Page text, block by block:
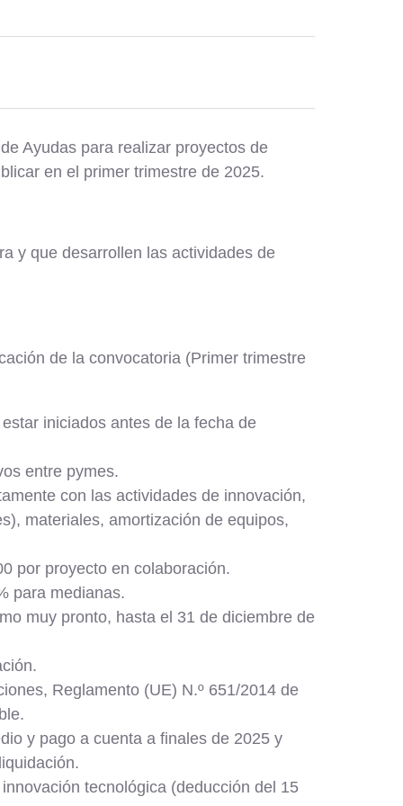
Ayudas para realizar proyectos de
en el primer trimestre de 2025.
y que desarrollen las actividades de
de la convocatoria (Primer trimestre
iniciados antes de la fecha de
entre pymes.
con las actividades de innovación,
materiales, amortización de equipos,
por proyecto en colaboración.
para medianas.
muy pronto, hasta el 31 de diciembre de
Reglamento (UE) N.º 651/2014 de
y pago a cuenta a finales de 2025 y
tecnológica (deducción del 15